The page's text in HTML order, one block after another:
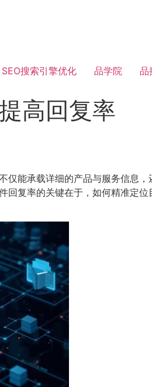
SEO搜索引擎优化 品学院 品
高回复率
能承载详细的产品与服务信息
复率的关键在于，如何精准定